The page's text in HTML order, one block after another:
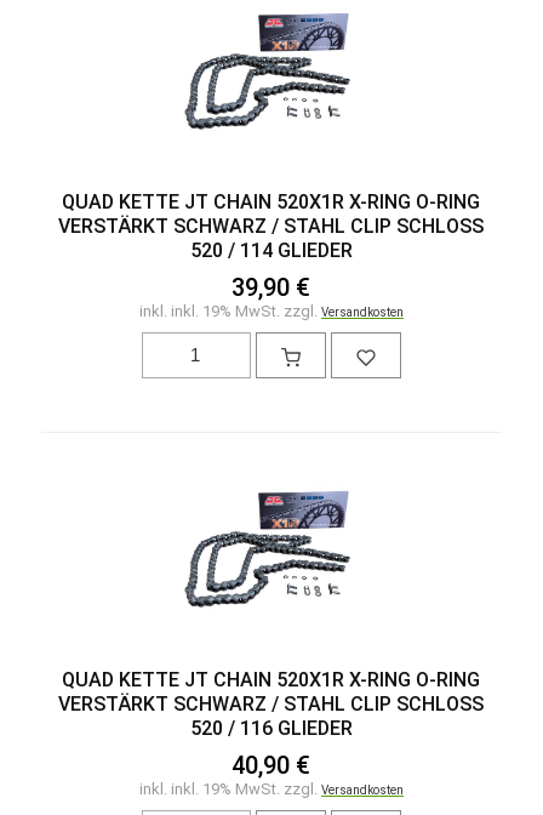
QUAD KETTE JT CHAIN 520X1R X-RING O-RING
VERSTÄRKT SCHWARZ / STAHL CLIP SCHLOSS
520 / 114 GLIEDER
39,90 €
inkl. inkl. 19% MwSt. zzgl. Versandkosten
QUAD KETTE JT CHAIN 520X1R X-RING O-RING
VERSTÄRKT SCHWARZ / STAHL CLIP SCHLOSS
520 / 116 GLIEDER
40,90 €
inkl. inkl. 19% MwSt. zzgl. Versandkosten